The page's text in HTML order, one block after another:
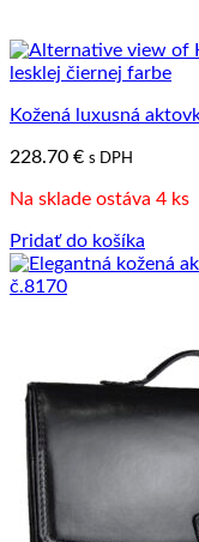
Kožená luxusná
228.70 € s DPH
Na sklade ostáva 4 ks
Pridať do košíka